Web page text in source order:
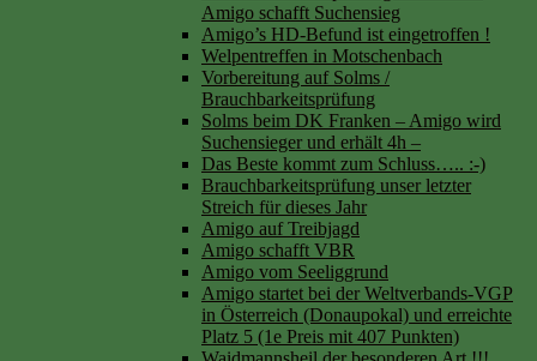
Amigo schafft Suchensieg
Amigo’s HD-Befund ist eingetroffen !
Welpentreffen in Motschenbach
Vorbereitung auf Solms /
Brauchbarkeitsprüfung
Solms beim DK Franken – Amigo wird
Suchensieger und erhält 4h –
Das Beste kommt zum Schluss….. :-)
Brauchbarkeitsprüfung unser letzter
Streich für dieses Jahr
Amigo auf Treibjagd
Amigo schafft VBR
Amigo vom Seeliggrund
Amigo startet bei der Weltverbands-VGP
in Österreich (Donaupokal) und erreichte
Platz 5 (1e Preis mit 407 Punkten)